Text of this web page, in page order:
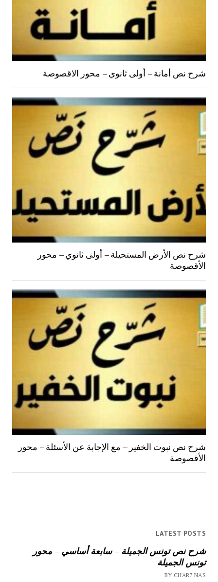
LATEST POSTS
شرح نص تونس الجميلة – سابعة أساسي – محور
تونس الجميلة
BY CHAR7 NAS
شرح نص أمانة – أولى ثانوي – محور الاقصوصة
شرح نص الأرض المستحيلة – أولى ثانوي – محور
الأقصوصة
شرح نص نبوت الخفير – مع الإجابة عن الأسئلة – محور
الأقصوصة